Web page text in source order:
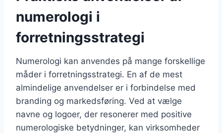
numerologi i
forretningsstrategi
Numerologi kan anvendes på mange forskellige
måder i forretningsstrategi. En af de mest
almindelige anvendelser er i forbindelse med
branding og markedsføring. Ved at vælge
navne og logoer, der resonerer med positive
numerologiske betydninger, kan virksomheder